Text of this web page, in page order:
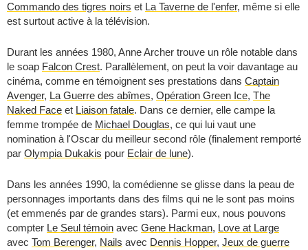
Commando des tigres noirs et La Taverne de l'enfer, même si elle
est surtout active à la télévision.
Durant les années 1980, Anne Archer trouve un rôle notable dans
le soap Falcon Crest. Parallèlement, on peut la voir davantage au
cinéma, comme en témoignent ses prestations dans Captain
Avenger, La Guerre des abîmes, Opération Green Ice, The
Naked Face et Liaison fatale. Dans ce dernier, elle campe la
femme trompée de Michael Douglas, ce qui lui vaut une
nomination à l'Oscar du meilleur second rôle (finalement remporté
par Olympia Dukakis pour Eclair de lune).
Dans les années 1990, la comédienne se glisse dans la peau de
personnages importants dans des films qui ne le sont pas moins
(et emmenés par de grandes stars). Parmi eux, nous pouvons
compter Le Seul témoin avec Gene Hackman, Love at Large
avec Tom Berenger, Nails avec Dennis Hopper, Jeux de guerre